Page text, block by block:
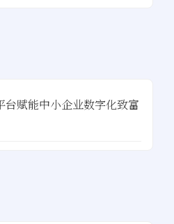
台赋能中小企业数字化致富